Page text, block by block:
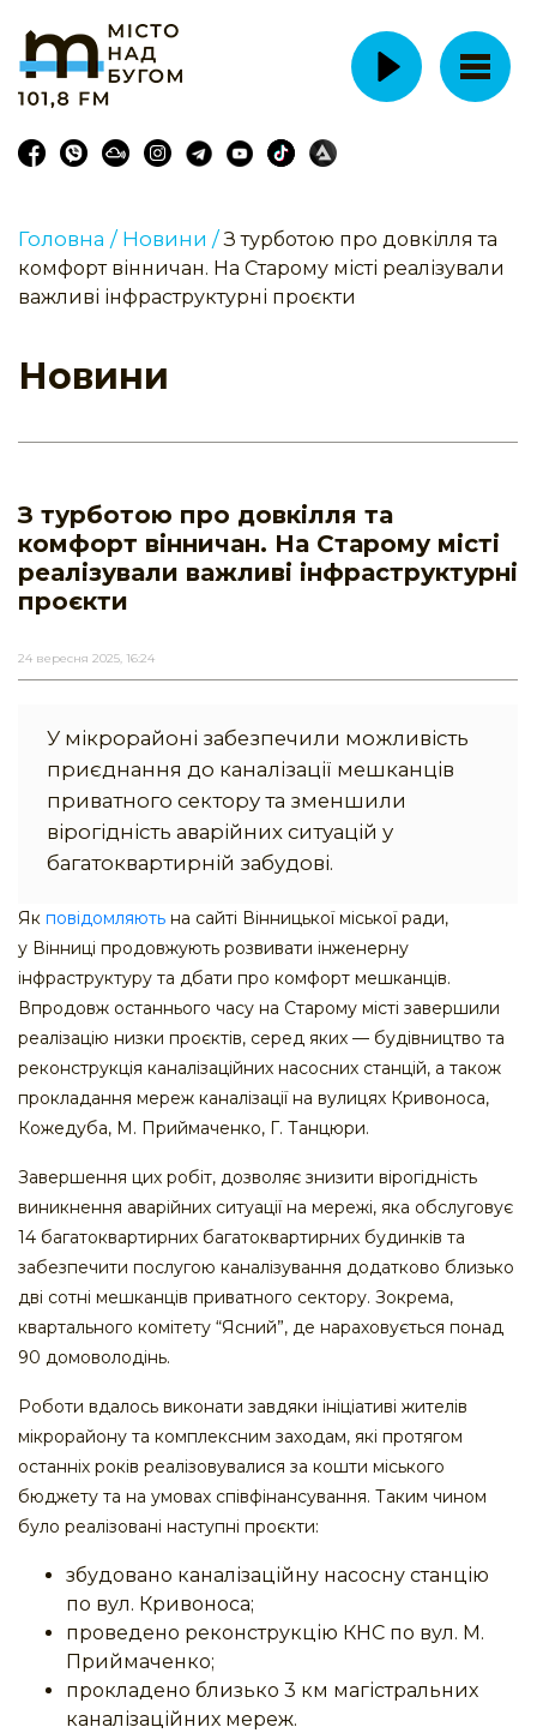
Головна / Новини / З турботою про довкілля та
комфорт вінничан. На Старому місті реалізували
важливі інфраструктурні проєкти
Новини
З турботою про довкілля та
комфорт вінничан. На Старому місті
реалізували важливі інфраструктурні
проєкти
24 вересня 2025, 16:24
У мікрорайоні забезпечили можливість
приєднання до каналізації мешканців
приватного сектору та зменшили
вірогідність аварійних ситуацій у
багатоквартирній забудові.
Як повідомляють на сайті Вінницької міської ради,
у Вінниці продовжують розвивати інженерну
інфраструктуру та дбати про комфорт мешканців.
Впродовж останнього часу на Старому місті завершили
реалізацію низки проєктів, серед яких — будівництво та
реконструкція каналізаційних насосних станцій, а також
прокладання мереж каналізації на вулицях Кривоноса,
Кожедуба, М. Приймаченко, Г. Танцюри.
Завершення цих робіт, дозволяє знизити вірогідність
виникнення аварійних ситуації на мережі, яка обслуговує
14 багатоквартирних багатоквартирних будинків та
забезпечити послугою каналізування додатково близько
дві сотні мешканців приватного сектору. Зокрема,
квартального комітету “Ясний”, де нараховується понад
90 домоволодінь.
Роботи вдалось виконати завдяки ініціативі жителів
мікрорайону та комплексним заходам, які протягом
останніх років реалізовувалися за кошти міського
бюджету та на умовах співфінансування. Таким чином
було реалізовані наступні проєкти:
збудовано каналізаційну насосну станцію
по вул. Кривоноса;
проведено реконструкцію КНС по вул. М.
Приймаченко;
прокладено близько 3 км магістральних
каналізаційних мереж.